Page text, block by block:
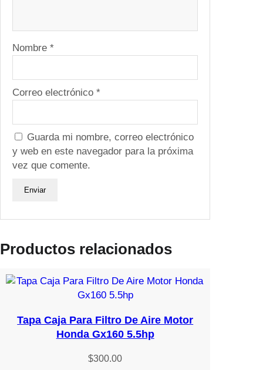
Nombre *
Correo electrónico *
Guarda mi nombre, correo electrónico
y web en este navegador para la próxima
vez que comente.
Productos relacionados
Tapa Caja Para Filtro De Aire Motor
Honda Gx160 5.5hp
$300.00